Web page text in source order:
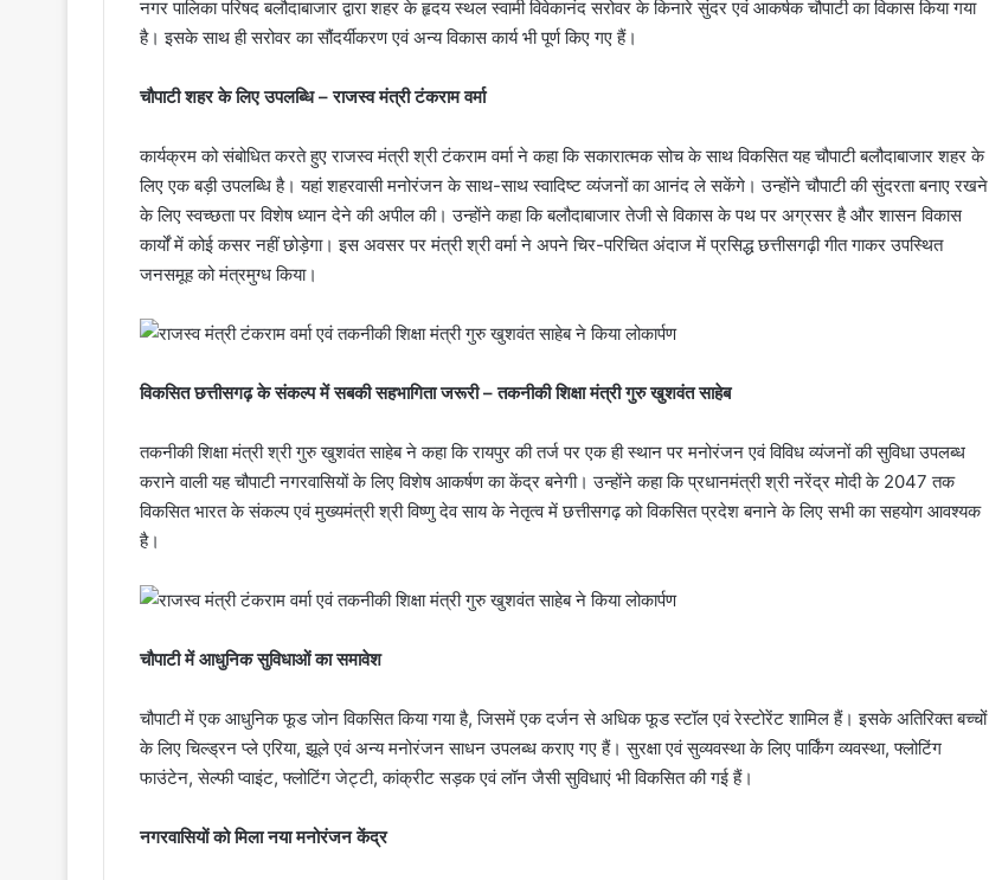
नगर पालिका परिषद बलौदाबाजार द्वारा शहर के हृदय स्थल स्वामी विवेकानंद सरोवर के किनारे सुंदर एवं आकर्षक चौपाटी का विकास किया गया
है। इसके साथ ही सरोवर का सौंदर्यीकरण एवं अन्य विकास कार्य भी पूर्ण किए गए हैं।
चौपाटी शहर के लिए उपलब्धि – राजस्व मंत्री टंकराम वर्मा
कार्यक्रम को संबोधित करते हुए राजस्व मंत्री श्री टंकराम वर्मा ने कहा कि सकारात्मक सोच के साथ विकसित यह चौपाटी बलौदाबाजार शहर के
लिए एक बड़ी उपलब्धि है। यहां शहरवासी मनोरंजन के साथ-साथ स्वादिष्ट व्यंजनों का आनंद ले सकेंगे। उन्होंने चौपाटी की सुंदरता बनाए रखने
के लिए स्वच्छता पर विशेष ध्यान देने की अपील की। उन्होंने कहा कि बलौदाबाजार तेजी से विकास के पथ पर अग्रसर है और शासन विकास
कार्यों में कोई कसर नहीं छोड़ेगा। इस अवसर पर मंत्री श्री वर्मा ने अपने चिर-परिचित अंदाज में प्रसिद्ध छत्तीसगढ़ी गीत गाकर उपस्थित
जनसमूह को मंत्रमुग्ध किया।
विकसित छत्तीसगढ़ के संकल्प में सबकी सहभागिता जरूरी – तकनीकी शिक्षा मंत्री गुरु खुशवंत साहेब
तकनीकी शिक्षा मंत्री श्री गुरु खुशवंत साहेब ने कहा कि रायपुर की तर्ज पर एक ही स्थान पर मनोरंजन एवं विविध व्यंजनों की सुविधा उपलब्ध
कराने वाली यह चौपाटी नगरवासियों के लिए विशेष आकर्षण का केंद्र बनेगी। उन्होंने कहा कि प्रधानमंत्री श्री नरेंद्र मोदी के 2047 तक
विकसित भारत के संकल्प एवं मुख्यमंत्री श्री विष्णु देव साय के नेतृत्व में छत्तीसगढ़ को विकसित प्रदेश बनाने के लिए सभी का सहयोग आवश्यक
है।
चौपाटी में आधुनिक सुविधाओं का समावेश
चौपाटी में एक आधुनिक फूड जोन विकसित किया गया है, जिसमें एक दर्जन से अधिक फूड स्टॉल एवं रेस्टोरेंट शामिल हैं। इसके अतिरिक्त बच्चों
के लिए चिल्ड्रन प्ले एरिया, झूले एवं अन्य मनोरंजन साधन उपलब्ध कराए गए हैं। सुरक्षा एवं सुव्यवस्था के लिए पार्किंग व्यवस्था, फ्लोटिंग
फाउंटेन, सेल्फी प्वाइंट, फ्लोटिंग जेट्टी, कांक्रीट सड़क एवं लॉन जैसी सुविधाएं भी विकसित की गई हैं।
नगरवासियों को मिला नया मनोरंजन केंद्र